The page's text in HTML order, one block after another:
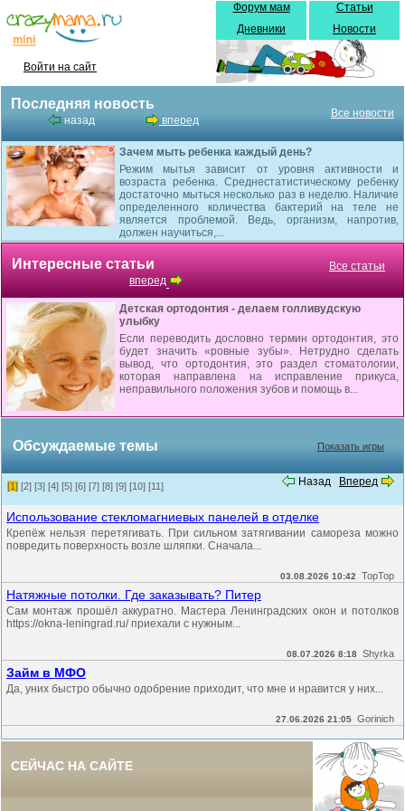
Войти на сайт
Форум мам
Дневники
Статьи
Новости
Последняя новость
назад вперед
Все новости
Зачем мыть ребенка каждый день?
Режим мытья зависит от уровня активности и
возраста ребенка. Среднестатистическому ребенку
достаточно мыться несколько раз в неделю. Наличие
определенного количества бактерий на теле не
является проблемой. Ведь, организм, напротив,
должен научиться,...
Интересные статьи
вперед
Все статьи
Детская ортодонтия - делаем голливудскую
улыбку
Если переводить дословно термин ортодонтия, это
будет значить «ровные зубы». Нетрудно сделать
вывод, что ортодонтия, это раздел стоматологии,
которая направлена на исправление прикуса,
неправильного положения зубов и помощь в...
Обсуждаемые темы Показать игры
Назад Вперед
[1] [2] [3] [4] [5] [6] [7] [8] [9] [10] [11]
Использование стекломагниевых панелей в отделке
Крепёж нельзя перетягивать. При сильном затягивании самореза можно
повредить поверхность возле шляпки. Сначала...
03.08.2026 10:42 TopTop
Натяжные потолки. Где заказывать? Питер
Сам монтаж прошёл аккуратно. Мастера Ленинградских окон и потолков
https://okna-leningrad.ru/ приехали с нужным...
08.07.2026 8:18 Shyrka
Займ в МФО
Да, уних быстро обычно одобрение приходит, что мне и нравится у них...
27.06.2026 21:05 Gorinich
СЕЙЧАС НА САЙТЕ